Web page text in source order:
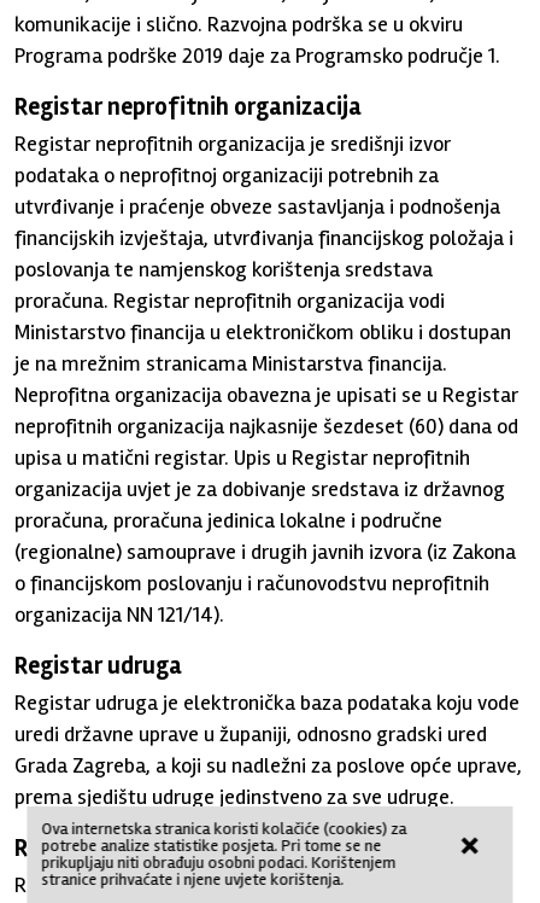
komunikacije i slično. Razvojna podrška se u okviru
Programa podrške 2019 daje za Programsko područje 1.
Registar neprofitnih organizacija
Registar neprofitnih organizacija je središnji izvor
podataka o neprofitnoj organizaciji potrebnih za
utvrđivanje i praćenje obveze sastavljanja i podnošenja
financijskih izvještaja, utvrđivanja financijskog položaja i
poslovanja te namjenskog korištenja sredstava
proračuna. Registar neprofitnih organizacija vodi
Ministarstvo financija u elektroničkom obliku i dostupan
je na mrežnim stranicama Ministarstva financija.
Neprofitna organizacija obavezna je upisati se u Registar
neprofitnih organizacija najkasnije šezdeset (60) dana od
upisa u matični registar. Upis u Registar neprofitnih
organizacija uvjet je za dobivanje sredstava iz državnog
proračuna, proračuna jedinica lokalne i područne
(regionalne) samouprave i drugih javnih izvora (iz Zakona
o financijskom poslovanju i računovodstvu neprofitnih
organizacija NN 121/14).
Registar udruga
Registar udruga je elektronička baza podataka koju vode
uredi državne uprave u županiji, odnosno gradski ured
Grada Zagreba, a koji su nadležni za poslove opće uprave,
prema sjedištu udruge jedinstveno za sve udruge.
Registar umjetničkih organizacija
Registar umjetničkih organizacija vodi Ministarstvo
×
Ova internetska stranica koristi kolačiće (cookies) za
potrebe analize statistike posjeta. Pri tome se ne
prikupljaju niti obrađuju osobni podaci. Korištenjem
stranice prihvaćate i njene uvjete korištenja.